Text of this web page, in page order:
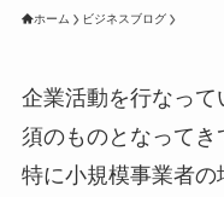
ホーム ビジネスブログ
企業活動を行なっ
須のものとなってき
特に小規模事業者の